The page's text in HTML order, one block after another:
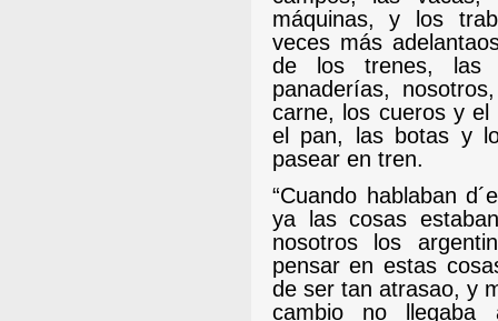
máquinas, y los
veces más
de los trenes, las
panaderías,
carne, los cueros y
el pan, las botas y
pasear en tren.
“Cuando hablaban
ya las cosas
nosotros los
pensar en estas
de ser tan atrasao, y
cambio no llegaba